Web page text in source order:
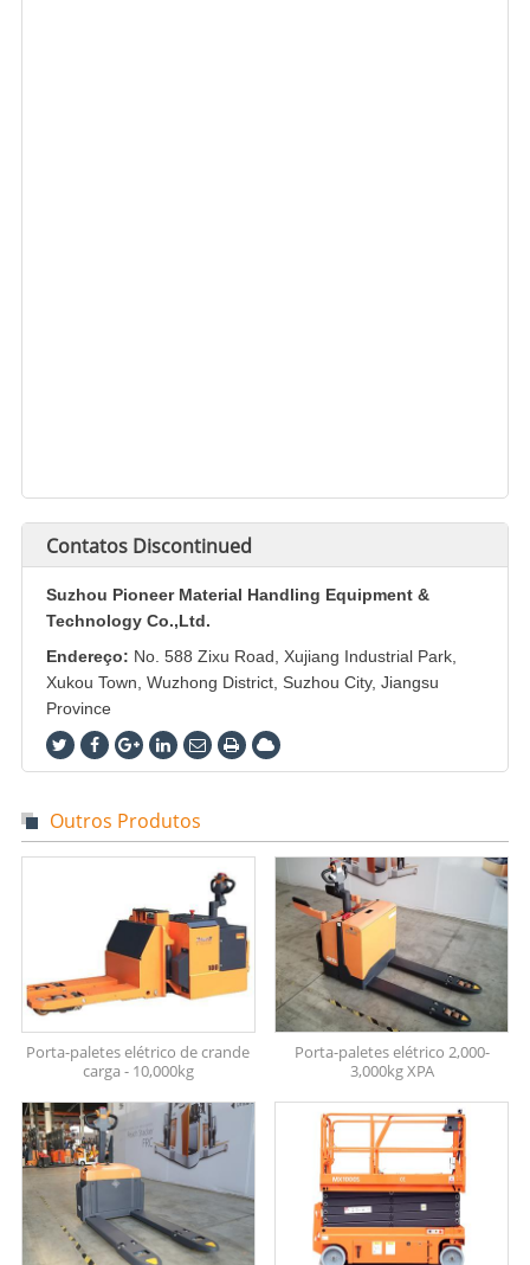
Contatos Discontinued
Suzhou Pioneer Material Handling Equipment &
Technology Co.,Ltd.
Endereço: No. 588 Zixu Road, Xujiang Industrial Park,
Xukou Town, Wuzhong District, Suzhou City, Jiangsu
Province
Outros Produtos
Porta-paletes elétrico de crande
carga - 10,000kg
Porta-paletes elétrico 2,000-
3,000kg XPA